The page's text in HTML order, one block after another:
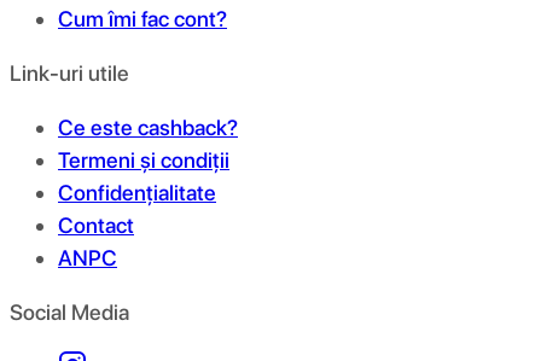
Cum îmi fac cont?
Link-uri utile
Ce este cashback?
Termeni și condiții
Confidențialitate
Contact
ANPC
Social Media